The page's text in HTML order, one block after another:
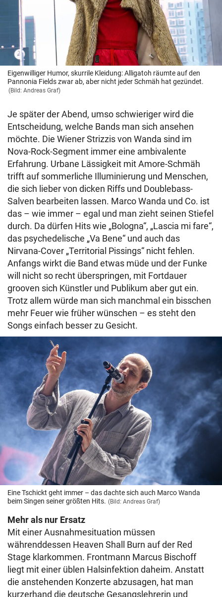
Eigenwilliger Humor, skurrile Kleidung: Alligatoh räumte auf den
Pannonia Fields zwar ab, aber nicht jeder Schmäh hat gezündet.
(Bild: Andreas Graf)
Je später der Abend, umso schwieriger wird die
Entscheidung, welche Bands man sich ansehen
möchte. Die Wiener Strizzis von Wanda sind im
Nova-Rock-Segment immer eine ambivalente
Erfahrung. Urbane Lässigkeit mit Amore-Schmäh
trifft auf sommerliche Illuminierung und Menschen,
die sich lieber von dicken Riffs und Doublebass-
Salven bearbeiten lassen. Marco Wanda und Co. ist
das – wie immer – egal und man zieht seinen Stiefel
durch. Da dürfen Hits wie „Bologna“, „Lascia mi fare“,
das psychedelische „Va Bene“ und auch das
Nirvana-Cover „Territorial Pissings“ nicht fehlen.
Anfangs wirkt die Band etwas müde und der Funke
will nicht so recht überspringen, mit Fortdauer
grooven sich Künstler und Publikum aber gut ein.
Trotz allem würde man sich manchmal ein bisschen
mehr Feuer wie früher wünschen – es steht den
Songs einfach besser zu Gesicht.
Eine Tschickt geht immer – das dachte sich auch Marco Wanda
beim Singen seiner größten Hits. (Bild: Andreas Graf)
Mehr als nur Ersatz
Mit einer Ausnahmesituation müssen
währenddessen Heaven Shall Burn auf der Red
Stage klarkommen. Frontmann Marcus Bischoff
liegt mit einer üblen Halsinfektion daheim. Anstatt
die anstehenden Konzerte abzusagen, hat man
kurzerhand die deutsche Gesangslehrerin und